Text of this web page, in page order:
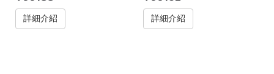
詳細介紹 詳細介紹